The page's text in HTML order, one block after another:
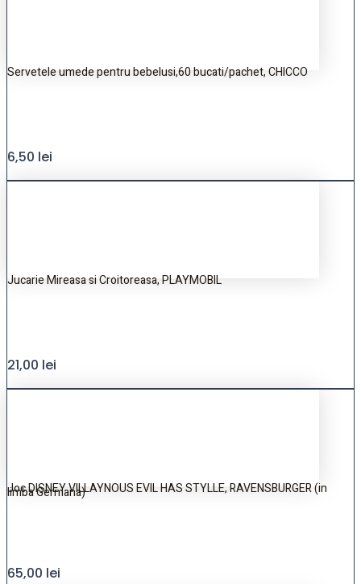
Servetele umede pentru bebelusi,60 bucati/pachet, CHICCO
6,50 lei
Jucarie Mireasa si Croitoreasa, PLAYMOBIL
21,00 lei
Joc DISNEY VILLAYNOUS EVIL HAS STYLLE, RAVENSBURGER (in
limba Germana)
65,00 lei